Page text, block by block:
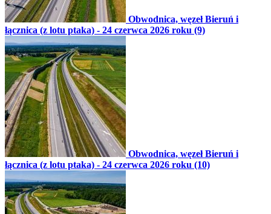
Obwodnica, węzeł Bieruń i
łącznica (z lotu ptaka) - 24 czerwca 2026 roku (9)
Obwodnica, węzeł Bieruń i
łącznica (z lotu ptaka) - 24 czerwca 2026 roku (10)